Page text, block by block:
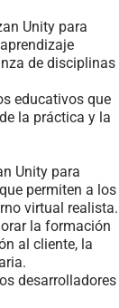
Unity para
de disciplinas
educativos que
la práctica y la
Unity para
permiten a los
virtual realista.
la formación
al cliente, la
desarrolladores